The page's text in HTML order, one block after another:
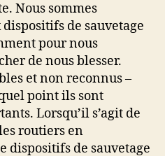
Nous sommes
de sauvetage
pour nous
de nous blesser.
et non reconnus –
point ils sont
Lorsqu’il s’agit de
routiers en
dispositifs de sauvetage